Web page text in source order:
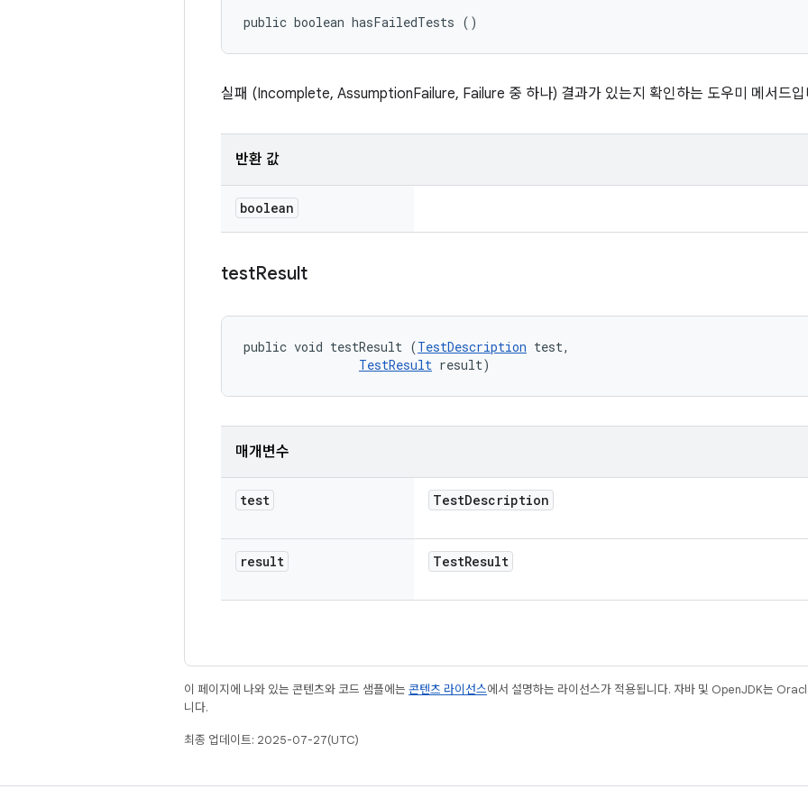
public boolean hasFailedTests ()
실패 (Incomplete, AssumptionFailure, Failure 중 하나) 결과가 있는지 확인하는 도우미 메서드입
반환 값
boolean
testResult
public void testResult (TestDescription test,
TestResult result)
매개변수
test TestDescription
result TestResult
이 페이지에 나와 있는 콘텐츠와 코드 샘플에는 콘텐츠 라이선스에서 설명하는 라이선스가 적용됩니다. 자바 및 OpenJDK는
니다.
최종 업데이트: 2025-07-27(UTC)